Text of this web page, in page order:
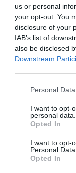
us or personal
your opt-out. You
disclosure of your
IAB’s list of
also be disclosed
Downstream
Personal
I want to opt-
personal data.
Opted In
I want to opt-
Personal Data.
Opted In
PIÙ INFORMAZIONI
elezioni politiche